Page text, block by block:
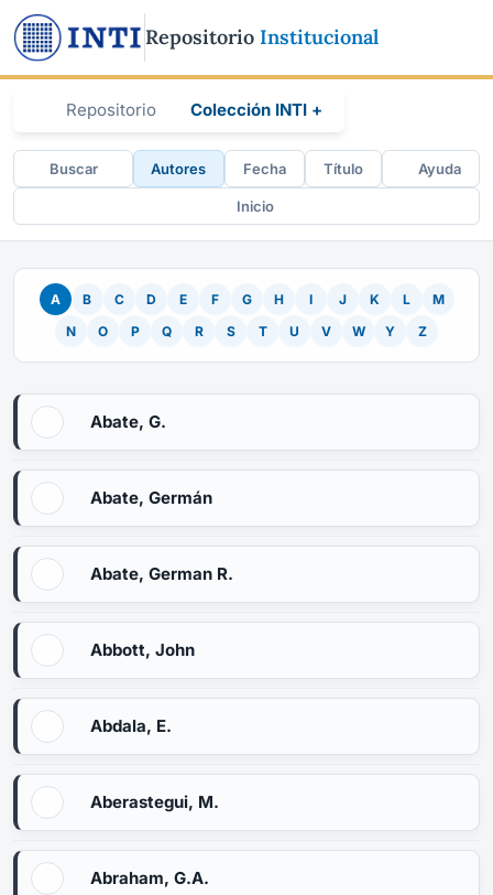
Repositorio Institucional
Repositorio Colección INTI +
Buscar Autores Fecha Título Ayuda
Inicio
A B C D E F G H I J K L
M
N
O P Q R S T U V W Y Z
Abate, G.
Abate, Germán
Abate, German R.
Abbott, John
Abdala, E.
Aberastegui, M.
Abraham, G.A.